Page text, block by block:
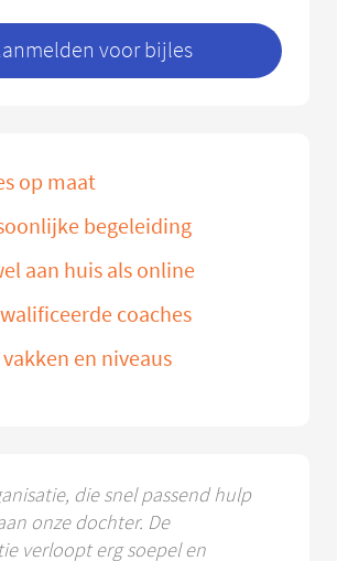
voor bijles
op maat
begeleiding
aan huis als online
coaches
en niveaus
die snel passend hulp
onze dochter. De
verloopt erg soepel en